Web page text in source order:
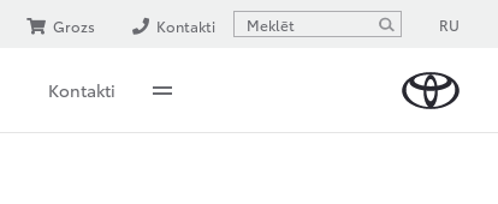
Kontakti
Grozs Kontakti RU